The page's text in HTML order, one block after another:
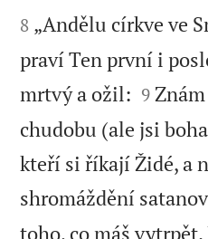


8 „Andělu církve ve
praví Ten první i
mrtvý a ožil: 

9
chudobu (ale jsi
kteří si říkají Židé, a
shromáždění
toho, co máš